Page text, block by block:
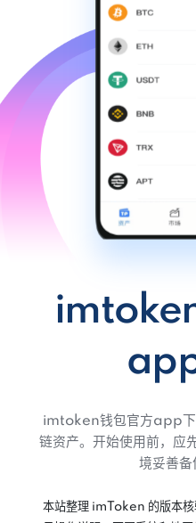
imtoken钱包官方app下
链资产。开始使用前，应
境妥善备
本站整理 imToken 的版本核